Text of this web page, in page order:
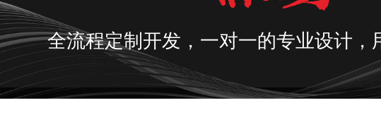
全流程定制开发，一对一的专业设计